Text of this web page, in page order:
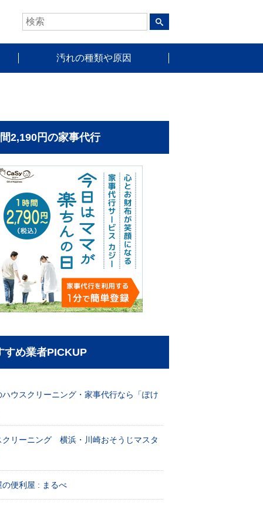
汚れの種類や原因
2,190円の家事代行
すめ業者PICKUP
ハウスクリーニング・家事代行なら「ぽけ
クリーニング 横浜・川崎おそうじマスタ
の便利屋 : まるべ